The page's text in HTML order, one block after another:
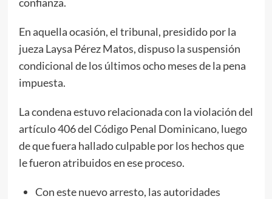
En aquella ocasión, el tribunal, presidido por la
jueza Laysa Pérez Matos, dispuso la suspensión
condicional de los últimos ocho meses de la pena
impuesta.
La condena estuvo relacionada con la violación del
artículo 406 del Código Penal Dominicano, luego
de que fuera hallado culpable por los hechos que
le fueron atribuidos en ese proceso.
Con este nuevo arresto, las autoridades